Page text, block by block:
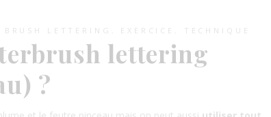
BRUSH LETTERING EXERCICE TECHNIQUE
lettering
?